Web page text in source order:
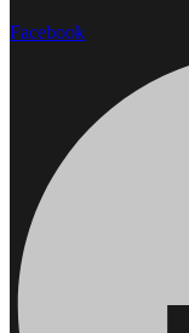
Facebook